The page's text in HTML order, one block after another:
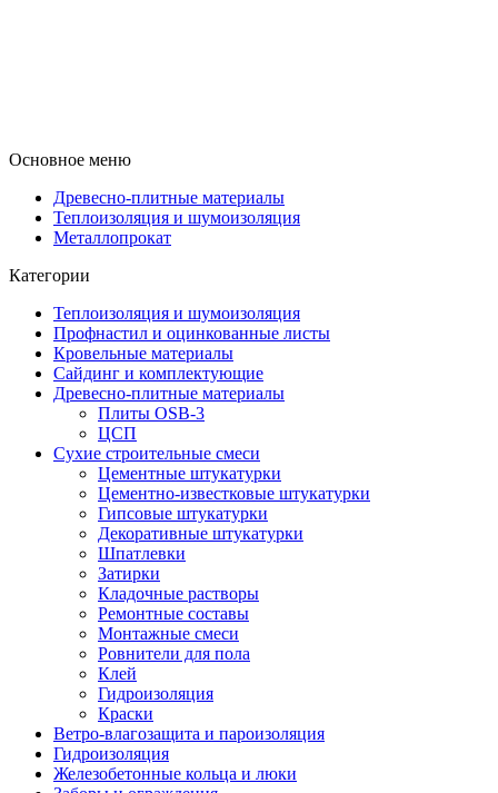
Основное меню
Древесно-плитные материалы
Теплоизоляция и шумоизоляция
Металлопрокат
Категории
Теплоизоляция и шумоизоляция
Профнастил и оцинкованные листы
Кровельные материалы
Сайдинг и комплектующие
Древесно-плитные материалы
Плиты OSB-3
ЦСП
Сухие строительные смеси
Цементные штукатурки
Цементно-известковые штукатурки
Гипсовые штукатурки
Декоративные штукатурки
Шпатлевки
Затирки
Кладочные растворы
Ремонтные составы
Монтажные смеси
Ровнители для пола
Клей
Гидроизоляция
Краски
Ветро-влагозащита и пароизоляция
Гидроизоляция
Железобетонные кольца и люки